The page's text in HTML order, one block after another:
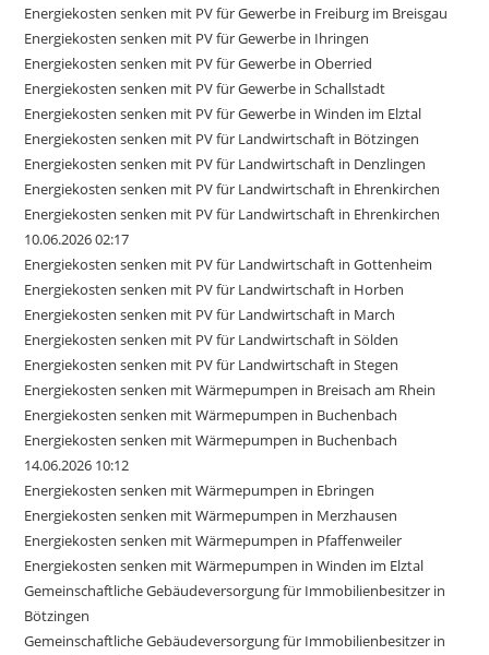
Energiekosten senken mit PV für Gewerbe in Freiburg im Breisgau
Energiekosten senken mit PV für Gewerbe in Ihringen
Energiekosten senken mit PV für Gewerbe in Oberried
Energiekosten senken mit PV für Gewerbe in Schallstadt
Energiekosten senken mit PV für Gewerbe in Winden im Elztal
Energiekosten senken mit PV für Landwirtschaft in Bötzingen
Energiekosten senken mit PV für Landwirtschaft in Denzlingen
Energiekosten senken mit PV für Landwirtschaft in Ehrenkirchen
Energiekosten senken mit PV für Landwirtschaft in Ehrenkirchen
10.06.2026 02:17
Energiekosten senken mit PV für Landwirtschaft in Gottenheim
Energiekosten senken mit PV für Landwirtschaft in Horben
Energiekosten senken mit PV für Landwirtschaft in March
Energiekosten senken mit PV für Landwirtschaft in Sölden
Energiekosten senken mit PV für Landwirtschaft in Stegen
Energiekosten senken mit Wärmepumpen in Breisach am Rhein
Energiekosten senken mit Wärmepumpen in Buchenbach
Energiekosten senken mit Wärmepumpen in Buchenbach
14.06.2026 10:12
Energiekosten senken mit Wärmepumpen in Ebringen
Energiekosten senken mit Wärmepumpen in Merzhausen
Energiekosten senken mit Wärmepumpen in Pfaffenweiler
Energiekosten senken mit Wärmepumpen in Winden im Elztal
Gemeinschaftliche Gebäudeversorgung für Immobilienbesitzer in
Bötzingen
Gemeinschaftliche Gebäudeversorgung für Immobilienbesitzer in